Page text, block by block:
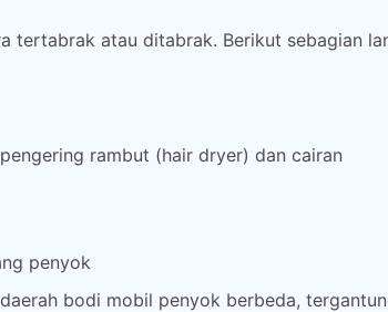
tertabrak atau ditabrak. Berikut sebagian
rambut (hair dryer) dan cairan
penyok
bodi mobil penyok berbeda,